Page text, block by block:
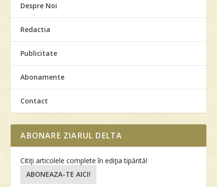
Despre Noi
Redactia
Publicitate
Abonamente
Contact
ABONARE ZIARUL DELTA
Citiţi articolele complete în ediţia tipărită!
ABONEAZA-TE AICI!